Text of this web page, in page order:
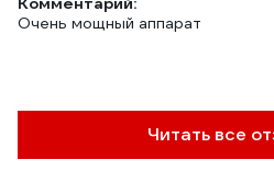
Очень мощный аппарат
Читать все